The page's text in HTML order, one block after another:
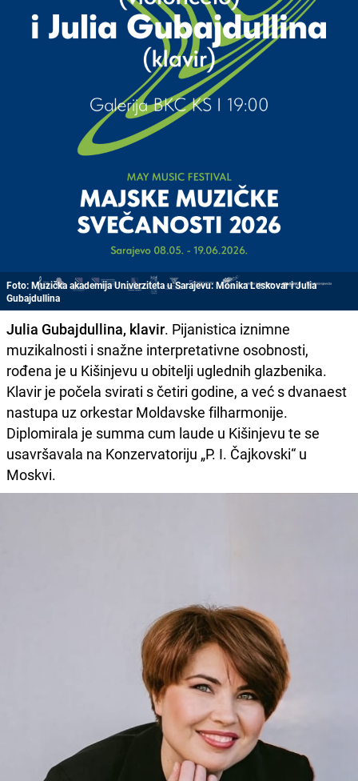
Foto: Muzička akademija Univerziteta u Sarajevu: Monika Leskovar i Julia
Gubajdullina
Julia Gubajdullina, klavir. Pijanistica iznimne
muzikalnosti i snažne interpretativne osobnosti,
rođena je u Kišinjevu u obitelji uglednih glazbenika.
Klavir je počela svirati s četiri godine, a već s dvanaest
nastupa uz orkestar Moldavske filharmonije.
Diplomirala je summa cum laude u Kišinjevu te se
usavršavala na Konzervatoriju „P. I. Čajkovski“ u
Moskvi.